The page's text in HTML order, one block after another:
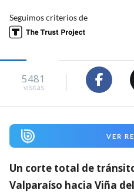
Seguimos criterios de
5481
visitas
VER
Un corte total de
Valparaíso hacia Viña